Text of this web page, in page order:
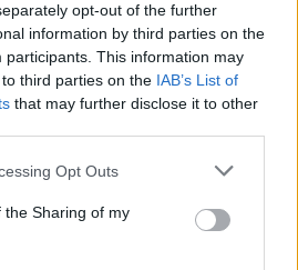
opt-out of the further
information by third parties on the
participants. This information may
third parties on the IAB’s List of
that may further disclose it to other
app uses one or more Google
usage behaviour. You may click to
Google and its third-party tags to
purposes in below Google
Opt Outs
the Sharing of my
közöltek – így
és „Tornádó”
Iránban